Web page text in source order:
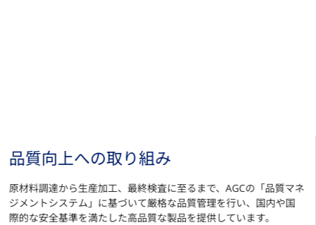
品質向上への取り組み
原材料調達から生産加工、最終検査に至るまで、AGCの「品質マネ
ジメントシステム」に基づいて厳格な品質管理を行い、国内や国
際的な安全基準を満たした高品質な製品を提供しています。